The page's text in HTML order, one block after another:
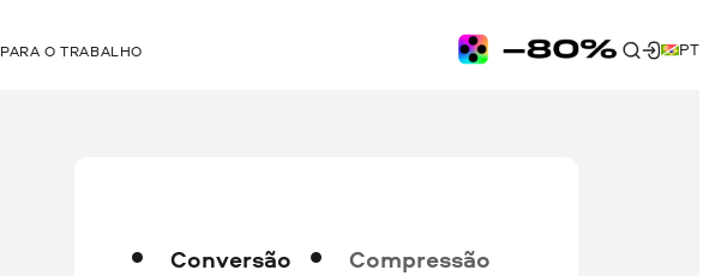
PARA O TRABALHO PT
Conversão Compressão